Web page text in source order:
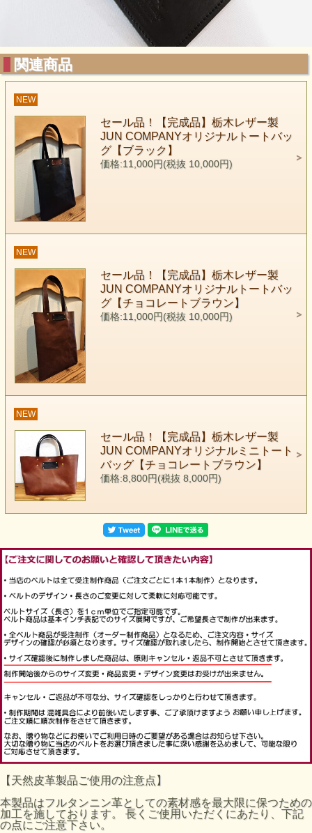
関連商品
NEW
セール品！【完成品】栃木レザー製
JUN COMPANYオリジナルトートバッ
グ【ブラック】
価格:11,000円(税抜 10,000円)
NEW
セール品！【完成品】栃木レザー製
JUN COMPANYオリジナルトートバッ
グ【チョコレートブラウン】
価格:11,000円(税抜 10,000円)
NEW
セール品！【完成品】栃木レザー製
JUN COMPANYオリジナルミニトート
バッグ【チョコレートブラウン】
価格:8,800円(税抜 8,000円)
【天然皮革製品ご使用の注意点】
本製品はフルタンニン革としての素材感を最大限に保つための
加工を施しております。 長くご使用いただくにあたり、下記
の点にご注意下さい。